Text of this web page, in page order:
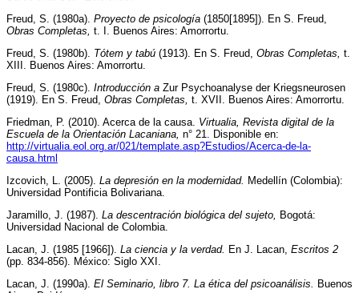
Freud, S. (1980a). Proyecto de psicología (1850[1895]). En S. Freud,
Obras Completas, t. I. Buenos Aires: Amorrortu.
Freud, S. (1980b). Tótem y tabú (1913). En S. Freud, Obras Completas, t.
XIII. Buenos Aires: Amorrortu.
Freud, S. (1980c). Introducción a Zur Psychoanalyse der Kriegsneurosen
(1919). En S. Freud, Obras Completas, t. XVII. Buenos Aires: Amorrortu.
Friedman, P. (2010). Acerca de la causa. Virtualia, Revista digital de la
Escuela de la Orientación Lacaniana, n° 21. Disponible en:
http://virtualia.eol.org.ar/021/template.asp?Estudios/Acerca-de-la-
causa.html
Izcovich, L. (2005). La depresión en la modernidad. Medellín (Colombia):
Universidad Pontificia Bolivariana.
Jaramillo, J. (1987). La descentración biológica del sujeto, Bogotá:
Universidad Nacional de Colombia.
Lacan, J. (1985 [1966]). La ciencia y la verdad. En J. Lacan, Escritos 2
(pp. 834-856). México: Siglo XXI.
Lacan, J. (1990a). El Seminario, libro 7. La ética del psicoanálisis. Buenos